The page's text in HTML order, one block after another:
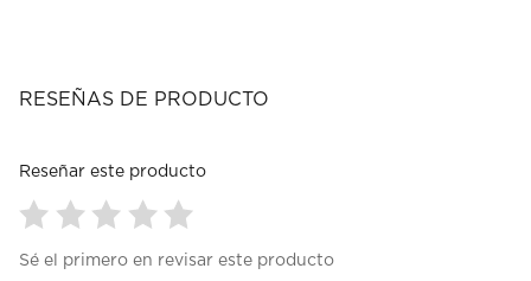
RESEÑAS DE PRODUCTO
Reseñar este producto
paraparaparaparapara
Sé el primero en revisar este producto